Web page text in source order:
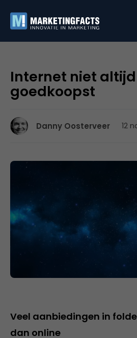
Internet niet
goedkoopst
Danny Oosterveer 12
Veel aanbiedingen in
dan online